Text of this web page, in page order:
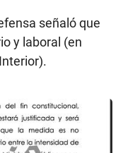
señaló que
y laboral (en